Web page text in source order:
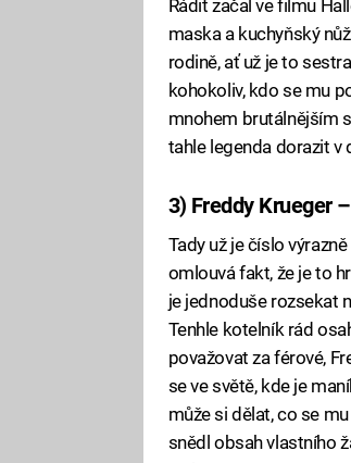
Řádit začal ve filmu
maska a kuchyňský
rodině, ať už je to
kohokoliv, kdo se mu
mnohem brutálnějším
tahle legenda dorazit v
3) Freddy Krueger
Tady už je číslo
omlouvá fakt, že je to
je jednoduše rozsekat
Tenhle kotelník rád
považovat za férové,
se ve světě, kde je
může si dělat, co se
snědl obsah vlastního